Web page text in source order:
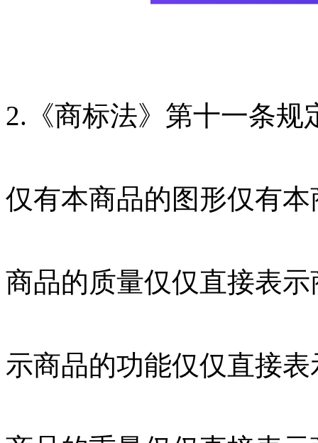
2.《商标法》第十一条
仅有本商品的图形仅有
商品的质量仅仅直接表
示商品的功能仅仅直接